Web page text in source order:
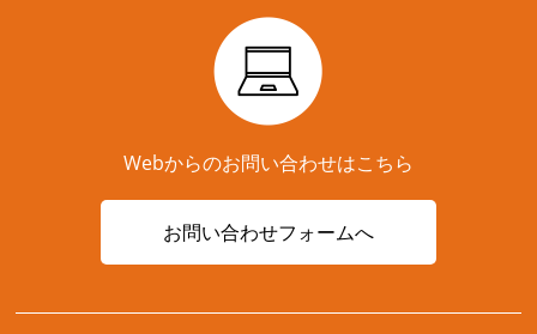
Webからのお問い合わせはこちら
お問い合わせフォームへ